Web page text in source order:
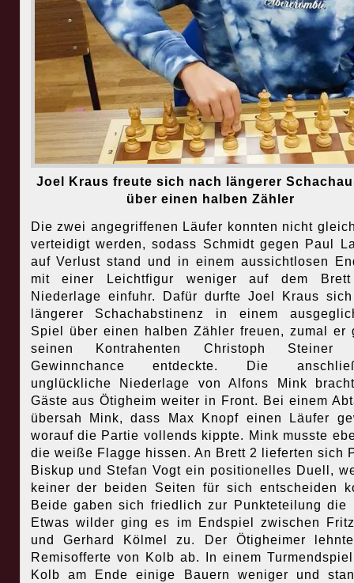
Joel Kraus freute sich nach längerer
über einen halben Zähler
Die zwei angegriffenen Läufer konnten nicht
verteidigt werden, sodass Schmidt gegen Paul
auf Verlust stand und in einem aussichtlosen
mit einer Leichtfigur weniger auf dem
Niederlage einfuhr. Dafür durfte Joel Kraus
längerer Schachabstinenz in einem
Spiel über einen halben Zähler freuen, zumal er
seinen Kontrahenten Christoph Steiner
Gewinnchance entdeckte. Die
unglückliche Niederlage von Alfons Mink
Gäste aus Ötigheim weiter in Front. Bei einem
übersah Mink, dass Max Knopf einen Läufer
worauf die Partie vollends kippte. Mink musste
die weiße Flagge hissen. An Brett 2 lieferten sich
Biskup und Stefan Vogt ein positionelles Duell,
keiner der beiden Seiten für sich entscheiden
Beide gaben sich friedlich zur Punkteteilung die
Etwas wilder ging es im Endspiel zwischen
und Gerhard Kölmel zu. Der Ötigheimer
Remisofferte von Kolb ab. In einem
Kolb am Ende einige Bauern weniger und